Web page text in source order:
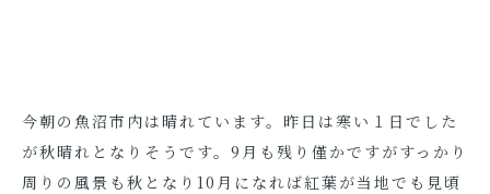
今朝の魚沼市内は晴れています。昨日は寒い１日でした
が秋晴れとなりそうです。9月も残り僅かですがすっかり
周りの風景も秋となり10月になれば紅葉が当地でも見頃